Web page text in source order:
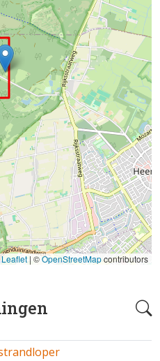
Leaflet | ©OpenStreetMapcontributors